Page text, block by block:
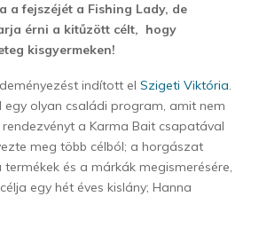
a fejszéjét a Fishing Lady, de
érni a kitűzött célt, hogy
kisgyermeken!
indított el Szigeti Viktória.
egy olyan családi program, amit nem
a Karma Bait csapatával
meg több célból; a horgászat
termékek és a márkák megismerésére,
egy hét éves kislány; Hanna